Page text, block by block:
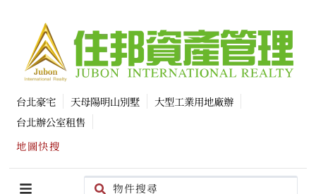
台北豪宅 天母陽明山別墅
大型工業用地廠辦
台北辦公室租售
地圖快搜